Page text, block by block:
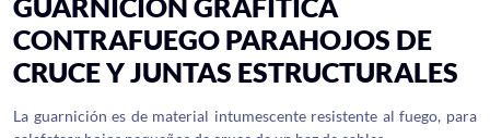
GUARNICIÓN GRAFITICA
CONTRAFUEGO PARAHOJOS DE
CRUCE Y JUNTAS ESTRUCTURALES
La guarnición es de material intumescente resistente al fuego, para